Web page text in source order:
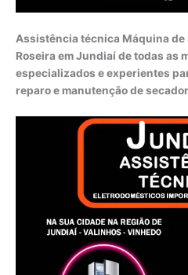
Assistência técnica Máquina de
Roseira em Jundiaí de todas as
especializados e experientes
reparo e manutenção de